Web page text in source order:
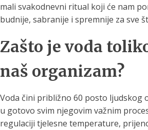
mali svakodnevni ritual koji će nam
budnije, sabranije i spremnije za sve
Zašto je voda
naš organizam?
Voda čini približno 60 posto ljudskog
u gotovo svim njegovim važnim
regulaciji tjelesne temperature,